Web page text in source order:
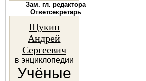
Зам. гл. редактора
Ответсекретарь
Щукин
Андрей
Сергеевич
в энциклопедии
Учёные